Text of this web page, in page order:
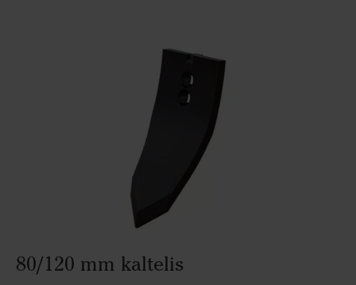
80/120 mm kaltelis